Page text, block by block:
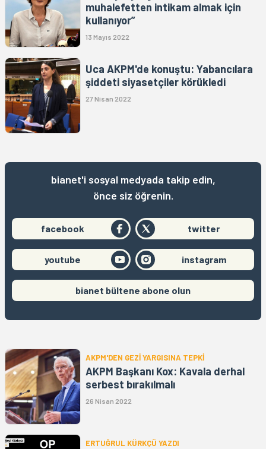
muhalefetten intikam almak için
kullanıyor”
13 Mayıs 2022
Uca AKPM'de konuştu: Yabancılara
şiddeti siyasetçiler körükledi
27 Nisan 2022
bianet'i sosyal medyada takip edin,
önce siz öğrenin.
facebook twitter
youtube instagram
bianet bültene abone olun
AKPM'DEN GEZİ YARGISINA TEPKİ
AKPM Başkanı Kox: Kavala derhal
serbest bırakılmalı
26 Nisan 2022
ERTUĞRUL KÜRKÇÜ YAZDI